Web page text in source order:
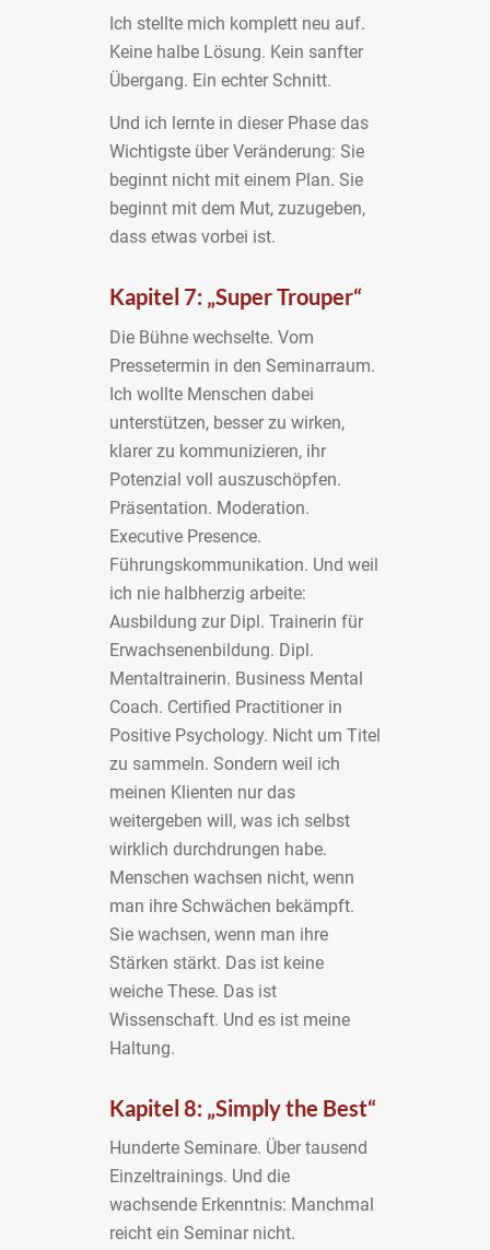
Ich stellte mich komplett neu auf.
Keine halbe Lösung. Kein sanfter
Übergang. Ein echter Schnitt.
Und ich lernte in dieser Phase das
Wichtigste über Veränderung: Sie
beginnt nicht mit einem Plan. Sie
beginnt mit dem Mut, zuzugeben,
dass etwas vorbei ist.
Kapitel 7: „Super Trouper“
Die Bühne wechselte. Vom
Pressetermin in den Seminarraum.
Ich wollte Menschen dabei
unterstützen, besser zu wirken,
klarer zu kommunizieren, ihr
Potenzial voll auszuschöpfen.
Präsentation. Moderation.
Executive Presence.
Führungskommunikation. Und weil
ich nie halbherzig arbeite:
Ausbildung zur Dipl. Trainerin für
Erwachsenenbildung. Dipl.
Mentaltrainerin. Business Mental
Coach. Certified Practitioner in
Positive Psychology. Nicht um Titel
zu sammeln. Sondern weil ich
meinen Klienten nur das
weitergeben will, was ich selbst
wirklich durchdrungen habe.
Menschen wachsen nicht, wenn
man ihre Schwächen bekämpft.
Sie wachsen, wenn man ihre
Stärken stärkt. Das ist keine
weiche These. Das ist
Wissenschaft. Und es ist meine
Haltung.
Kapitel 8: „Simply the Best“
Hunderte Seminare. Über tausend
Einzeltrainings. Und die
wachsende Erkenntnis: Manchmal
reicht ein Seminar nicht.